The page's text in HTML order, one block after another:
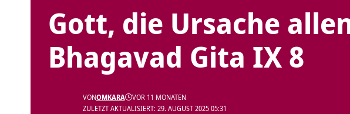
Gott, die Ursache
Bhagavad Gita IX 8
ZULETZT AKTUALISIERT: 29. AUGUST 2025 05:31
VONOMKARA VOR 11 MONATEN